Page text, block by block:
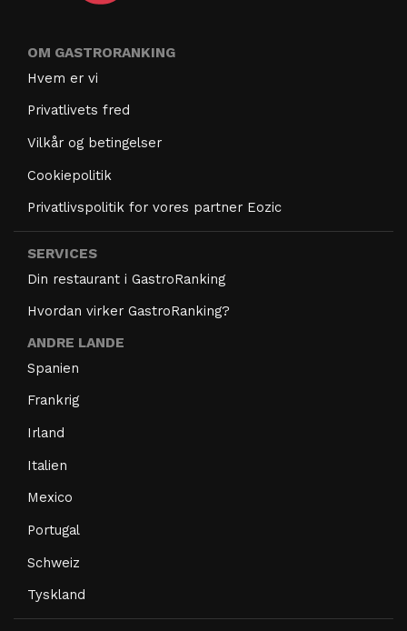
OM GASTRORANKING
Hvem er vi
Privatlivets fred
Vilkår og betingelser
Cookiepolitik
Privatlivspolitik for vores partner Eozic
SERVICES
Din restaurant i GastroRanking
Hvordan virker GastroRanking?
ANDRE LANDE
Spanien
Frankrig
Irland
Italien
Mexico
Portugal
Schweiz
Tyskland